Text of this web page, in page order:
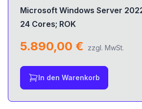
Microsoft Windows Server
24 Cores; ROK
5.890,00 € zzgl. MwSt.
In den Warenkorb